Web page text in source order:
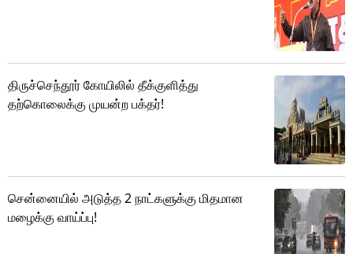
திருச்செந்தூர் கோயிலில் தீக்குளித்து
தற்கொலைக்கு முயன்ற பக்தர்!
சென்னையில் அடுத்த 2 நாட்களுக்கு மிதமான
மழைக்கு வாய்ப்பு!